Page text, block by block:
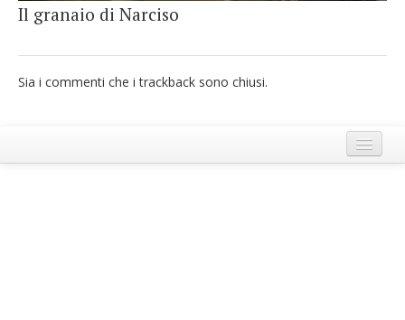
Il granaio di Narciso
Sia i commenti che i trackback sono chiusi.